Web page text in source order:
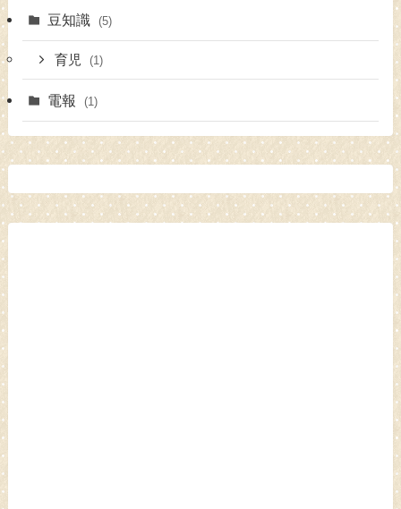
豆知識 (5)
育児 (1)
電報 (1)